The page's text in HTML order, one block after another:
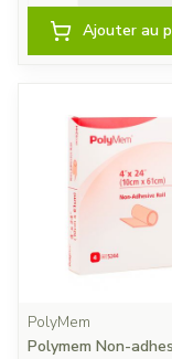
Ajouter au
PolyMem
Polymem Non-